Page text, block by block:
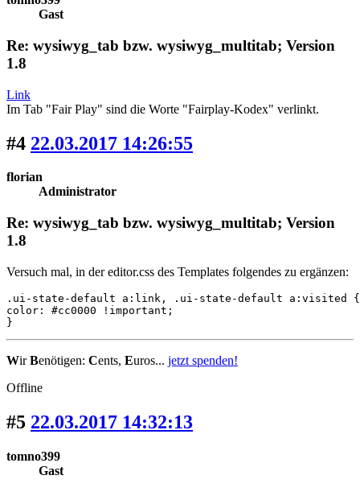
Gast
Re: wysiwyg_tab bzw. wysiwyg_multitab; Version
1.8
Link
Im Tab "Fair Play" sind die Worte "Fairplay-Kodex" verlinkt.
#4 22.03.2017 14:26:55
florian
Administrator
Re: wysiwyg_tab bzw. wysiwyg_multitab; Version
1.8
Versuch mal, in der editor.css des Templates folgendes zu ergänzen:
.ui-state-default a:link, .ui-state-default a:visited {
color: #cc0000 !important;
}
WirBenötigen: Cents, Euros... jetzt spenden!
Offline
#5 22.03.2017 14:32:13
tomno399
Gast